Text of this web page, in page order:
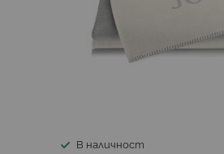
В наличност